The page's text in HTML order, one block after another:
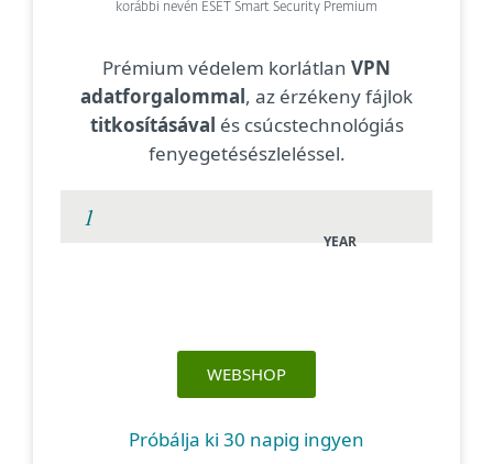
korábbi nevén ESET Smart Security Premium
Prémium védelem korlátlan VPN
adatforgalommal, az érzékeny fájlok
titkosításával és csúcstechnológiás
fenyegetésészleléssel.
YEAR
WEBSHOP
Próbálja ki 30 napig ingyen